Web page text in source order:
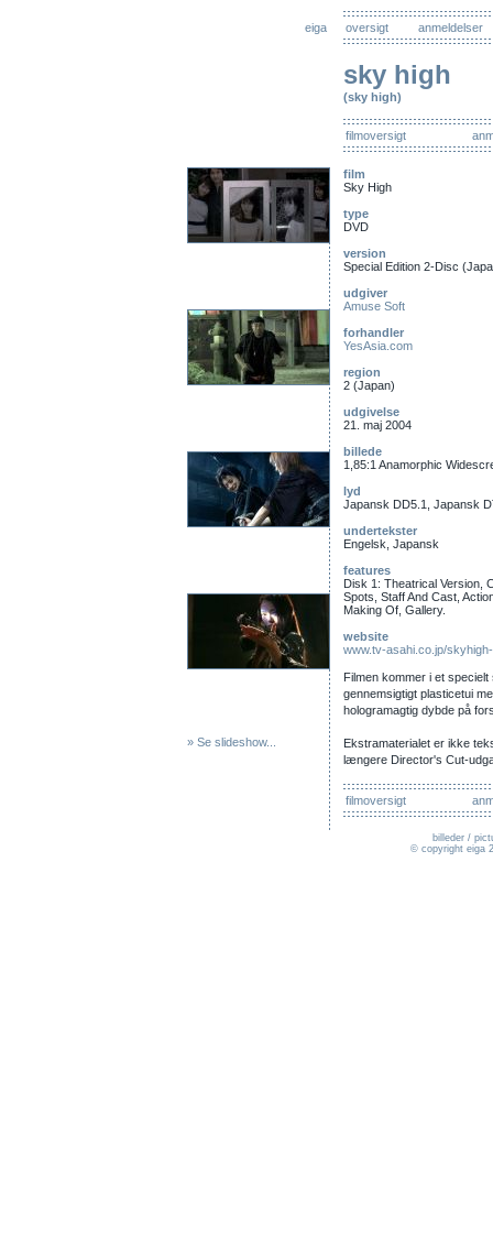
eiga oversigt anmeldelser
sky high
(sky high)
filmoversigt
» Se slideshow...
film
Sky High
type
DVD
version
Special Edition 2-Disc
udgiver
Amuse Soft
forhandler
YesAsia.com
region
2 (Japan)
udgivelse
21. maj 2004
billede
1,85:1 Anamorphic
lyd
Japansk DD5.1, Japansk
undertekster
Engelsk, Japansk
features
Disk 1: Theatrical Version,
Spots, Staff And Cast,
Making Of, Gallery.
website
www.tv-asahi.co.jp/
Filmen kommer i et
gennemsigtigt plasticetui
hologramagtig dybde på
Ekstramaterialet er ikke
længere Director's Cut-
filmoversigt
billeder /
© copyright eiga